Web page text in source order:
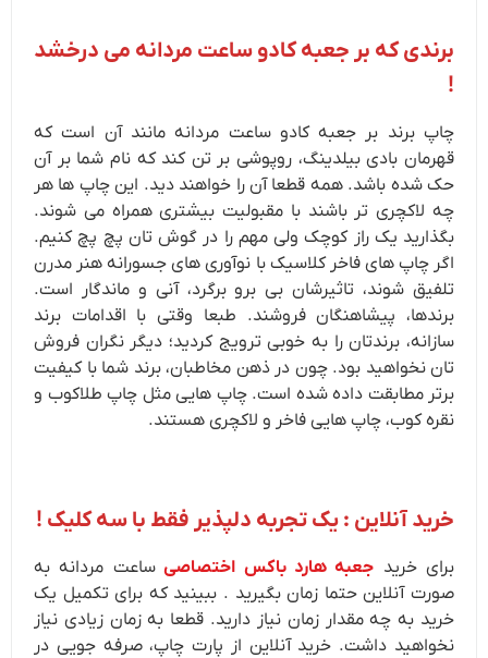
برندی که بر جعبه کادو ساعت مردانه می درخشد
!
چاپ برند بر جعبه کادو ساعت مردانه مانند آن است که
قهرمان بادی بیلدینگ، روپوشی بر تن کند که نام شما بر آن
حک شده باشد. همه قطعا آن را خواهند دید. این چاپ ها هر
چه لاکچری تر باشند با مقبولیت بیشتری همراه می شوند.
بگذارید یک راز کوچک ولی مهم را در گوش تان پچ پچ کنیم.
اگر چاپ های فاخر کلاسیک با نوآوری های جسورانه هنر مدرن
تلفیق شوند، تاثیرشان بی برو برگرد، آنی و ماندگار است.
برندها، پیشاهنگان فروشند. طبعا وقتی با اقدامات برند
سازانه، برندتان را به خوبی ترویج کردید؛ دیگر نگران فروش
تان نخواهید بود. چون در ذهن مخاطبان، برند شما با کیفیت
برتر مطابقت داده شده است. چاپ هایی مثل چاپ طلاکوب و
نقره کوب، چاپ هایی فاخر و لاکچری هستند.
خرید آنلاین : یک تجربه دلپذیر فقط با سه کلیک !
برایخرید جعبه هارد باکس اختصاصیساعت مردانه به
صورت آنلاین حتما زمان بگیرید . ببینید که برای تکمیل یک
خرید به چه مقدار زمان نیاز دارید. قطعا به زمان زیادی نیاز
نخواهید داشت. خرید آنلاین از پارت چاپ، صرفه جویی در